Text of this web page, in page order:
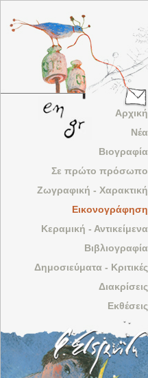
Αρχική
Νέα
Βιογραφία
Σε πρώτο πρόσωπο
Ζωγραφική - Χαρακτική
Εικονογράφηση
Κεραμική - Αντικείμενα
Βιβλιογραφία
Δημοσιεύματα - Κριτικές
Διακρίσεις
Εκθέσεις